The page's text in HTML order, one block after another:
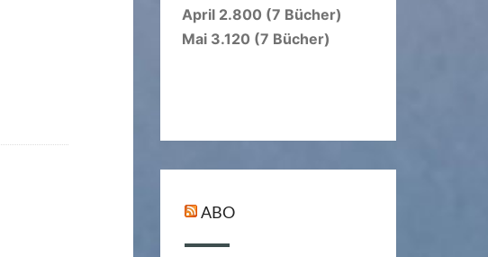
April 2.800 (7 Bücher)
Mai 3.120 (7 Bücher)
ABO